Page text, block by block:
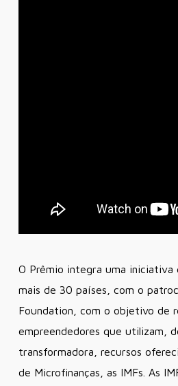
O Prêmio integra uma iniciativa
mais de 30 países, com o
Foundation, com o objetivo de
empreendedores que utilizam,
transformadora, recursos
de Microfinanças, as IMFs. As